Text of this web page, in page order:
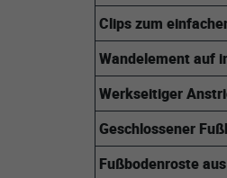
Clips zum
Wandelement auf
Werkseitiger
Geschlossener
Fußbodenroste